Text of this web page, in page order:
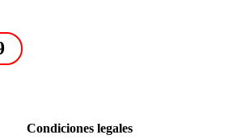
Condiciones legales